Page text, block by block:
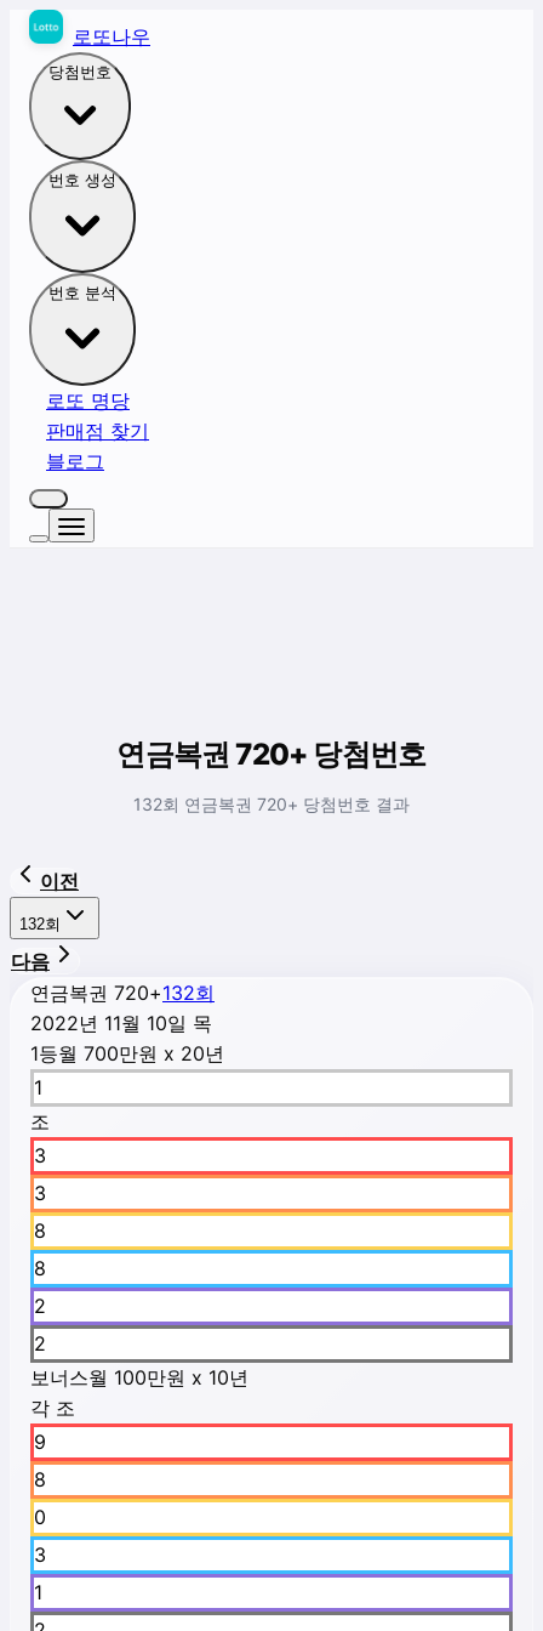
로또나우
당첨번호
번호 생성
번호 분석
로또 명당
판매점 찾기
블로그
연금복권 720+ 당첨번호
132회 연금복권 720+ 당첨번호 결과
이전
132회
다음
연금복권 720+132회
2022년 11월 10일 목
1등월 700만원 x 20년
1
조
3
3
8
8
2
2
보너스월 100만원 x 10년
각 조
9
8
0
3
1